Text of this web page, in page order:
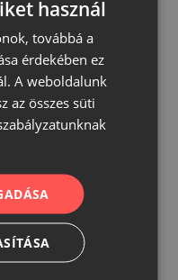
használ
továbbá a
érdekében ez
A weboldalunk
az összes süti